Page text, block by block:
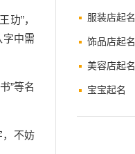
玏”，
中需
”等名
，不妨
服装店起名
饰品店起名
美容店起名
宝宝起名